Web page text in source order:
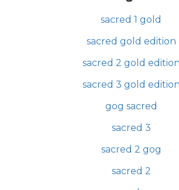
sacred 1 gold
sacred gold edition
sacred 2 gold edition
sacred 3 gold edition
gog sacred
sacred 3
sacred 2 gog
sacred 2